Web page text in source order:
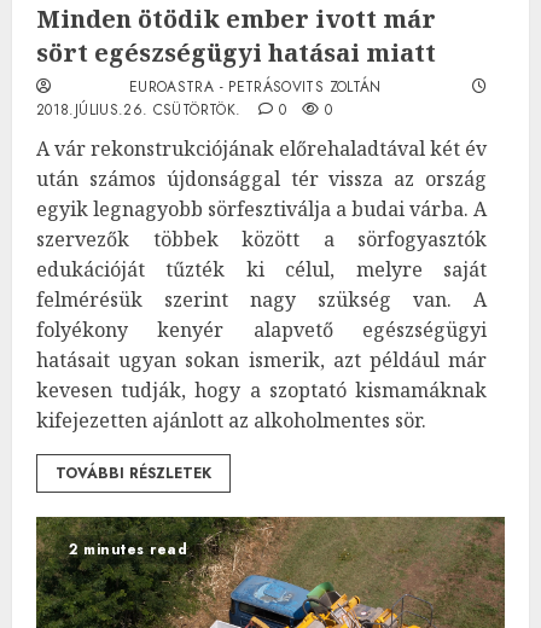
Minden ötödik ember ivott már
sört egészségügyi hatásai miatt
EUROASTRA - PETRÁSOVITS ZOLTÁN
2018.JÚLIUS.26. CSÜTÖRTÖK.
0 0
A vár rekonstrukciójának előrehaladtával két év
után számos újdonsággal tér vissza az ország
egyik legnagyobb sörfesztiválja a budai várba. A
szervezők többek között a sörfogyasztók
edukációját tűzték ki célul, melyre saját
felmérésük szerint nagy szükség van. A
folyékony kenyér alapvető egészségügyi
hatásait ugyan sokan ismerik, azt például már
kevesen tudják, hogy a szoptató kismamáknak
kifejezetten ajánlott az alkoholmentes sör.
TOVÁBBI RÉSZLETEK
2 minutes read